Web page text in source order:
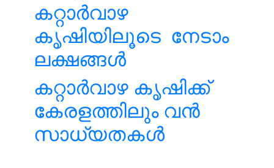
കറ്റാർവാഴ
കൃഷിയിലൂടെ നേടാം
ലക്ഷങ്ങൾ
കറ്റാർവാഴ കൃഷിക്ക്
കേരളത്തിലും വൻ
സാധ്യതകൾ